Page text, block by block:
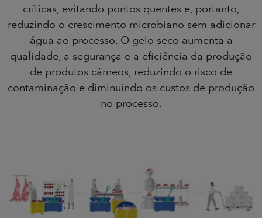
críticas, evitando pontos quentes e, portanto,
reduzindo o crescimento microbiano sem adicionar
água ao processo. O gelo seco aumenta a
qualidade, a segurança e a eficiência da produção
de produtos cárneos, reduzindo o risco de
contaminação e diminuindo os custos de produção
no processo.